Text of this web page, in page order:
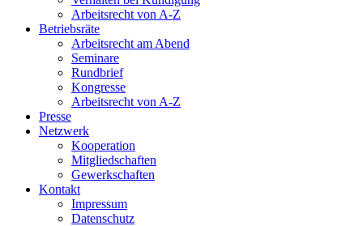
Arbeitsrecht von A-Z
Betriebsräte
Arbeitsrecht am Abend
Seminare
Rundbrief
Kongresse
Arbeitsrecht von A-Z
Presse
Netzwerk
Kooperation
Mitgliedschaften
Gewerkschaften
Kontakt
Impressum
Datenschutz